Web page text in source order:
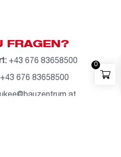
FRAGEN?
+43 676 83658500
676 83658500
0